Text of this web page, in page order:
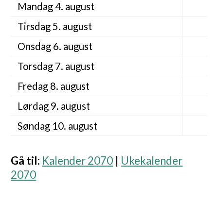
Mandag 4. august
Tirsdag 5. august
Onsdag 6. august
Torsdag 7. august
Fredag 8. august
Lørdag 9. august
Søndag 10. august
Gå til: Kalender 2070
Ukekalender
2070